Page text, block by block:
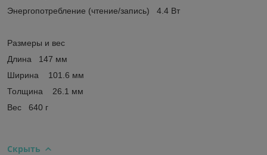
Энергопотребление (чтение/запись) 4.4 Вт
Размеры и вес
Длина 147 мм
Ширина 101.6 мм
Толщина 26.1 мм
Вес 640 г
Скрыть